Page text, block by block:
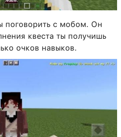
поговорить с мобом. Он
квеста ты получишь
очков навыков.